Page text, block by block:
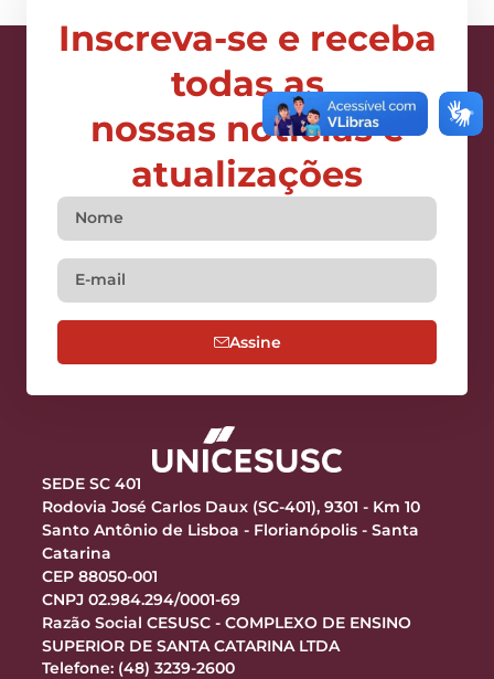
Inscreva-se e receba
todas as
nossas notícias e
atualizações
Assine
SEDE SC 401
Rodovia José Carlos Daux (SC-401), 9301 - Km 10
Santo Antônio de Lisboa - Florianópolis - Santa
Catarina
CEP 88050-001
CNPJ 02.984.294/0001-69
Razão Social CESUSC - COMPLEXO DE ENSINO
SUPERIOR DE SANTA CATARINA LTDA
Telefone: (48) 3239-2600